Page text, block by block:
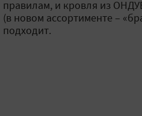
правилам, и кровля из
(в новом ассортименте –
подходит.